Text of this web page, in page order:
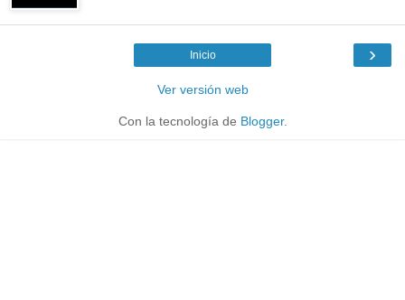
›
Inicio
Ver versión web
Con la tecnología de Blogger.